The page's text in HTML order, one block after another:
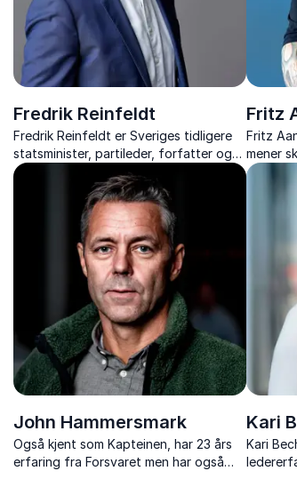
Fredrik Reinfeldt
Fredrik Reinfeldt er Sveriges tidligere
statsminister, partileder, forfatter og
rådgiver. Han snakker om geopolitiske
endringer, digitalisering, vilkår for
handel og bærekraftspørsmål.
Fritz
Fritz
mener
hans
til
John Hammersmark
Også kjent som Kapteinen, har 23 års
erfaring fra Forsvaret men har også
Kari
Kari